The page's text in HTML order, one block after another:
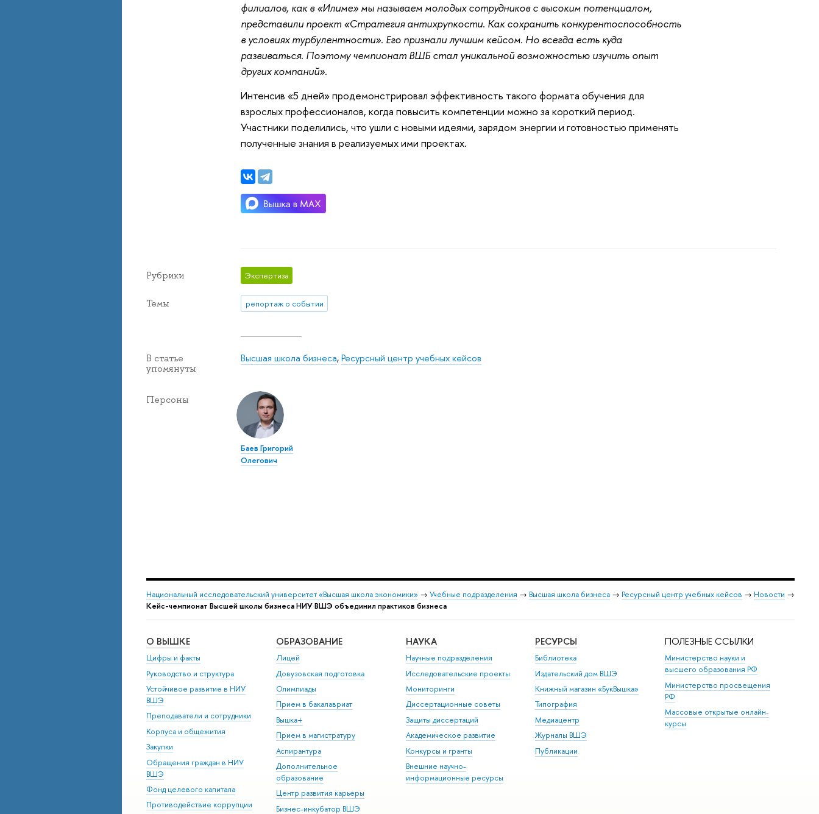
филиалов, как в «Илиме» мы называем молодых сотрудников с высоким потенциалом,
представили проект «Стратегия антихрупкости. Как сохранить конкурентоспособность
в условиях турбулентности». Его признали лучшим кейсом. Но всегда есть куда
развиваться. Поэтому чемпионат ВШБ стал уникальной возможностью изучить опыт
других компаний».
Интенсив «5 дней» продемонстрировал эффективность такого формата обучения для
взрослых профессионалов, когда повысить компетенции можно за короткий период.
Участники поделились, что ушли с новыми идеями, зарядом энергии и готовностью применять
полученные знания в реализуемых ими проектах.
Рубрики Экспертиза
Темы репортаж о событии
В статье
упомянуты
Высшая школа бизнеса,Ресурсный центр учебных кейсов
Персоны
Баев Григорий
Олегович
Национальный исследовательский университет «Высшая школа экономики» → Учебные подразделения → Высшая школа бизнеса → Ресурсный центр учебных кейсов → Новости →
Кейс-чемпионат Высшей школы бизнеса НИУ ВШЭ объединил практиков бизнеса
О ВЫШКЕ
Цифры и факты
Руководство и структура
Устойчивое развитие в НИУ
ВШЭ
Преподаватели и сотрудники
Корпуса и общежития
Закупки
Обращения граждан в НИУ
ВШЭ
Фонд целевого капитала
Противодействие коррупции
ОБРАЗОВАНИЕ
Лицей
Довузовская подготовка
Олимпиады
Прием в бакалавриат
Вышка+
Прием в магистратуру
Аспирантура
Дополнительное
образование
Центр развития карьеры
Бизнес-инкубатор ВШЭ
НАУКА
Научные подразделения
Исследовательские проекты
Мониторинги
Диссертационные советы
Защиты диссертаций
Академическое развитие
Конкурсы и гранты
Внешние научно-
информационные ресурсы
РЕСУРСЫ
Библиотека
Издательский дом ВШЭ
Книжный магазин «БукВышка»
Типография
Медиацентр
Журналы ВШЭ
Публикации
ПОЛЕЗНЫЕ ССЫЛКИ
Министерство науки и
высшего образования РФ
Министерство просвещения
РФ
Массовые открытые онлайн-
курсы